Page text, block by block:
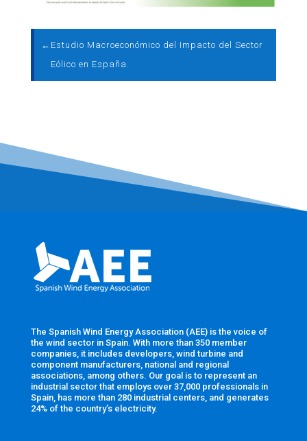
← Estudio Macroeconómico del Impacto del Sector
Eólico en España.
The Spanish Wind Energy Association (AEE) is the voice of
the wind sector in Spain. With more than 350 member
companies, it includes developers, wind turbine and
component manufacturers, national and regional
associations, among others. Our goal is to represent an
industrial sector that employs over 37,000 professionals in
Spain, has more than 280 industrial centers, and generates
24% of the country’s electricity.